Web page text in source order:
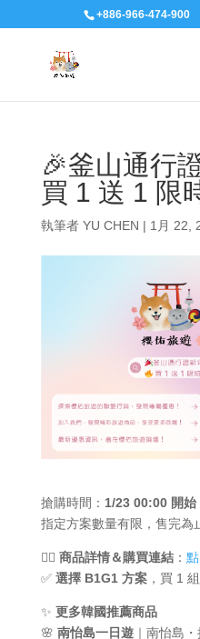
+886-966-474-900
🎉釜山通行
買 1 送 1 限
執筆者 YU CHEN | 1月 22,
搶購時間： 1/23 00:00 開始
指定方案數量有限，售完為
👉🏻 商品詳情＆購買連結：
✅ 選擇 B1G1 方案，買 1
✨ 更多韓國推薦商品
🌸 南怡島一日遊｜南怡島